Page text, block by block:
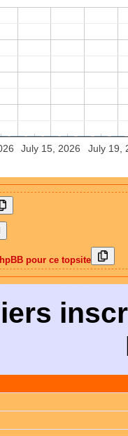
July 15, 2026 July 19,
pour ce topsite